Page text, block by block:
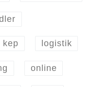
kep logistik
online